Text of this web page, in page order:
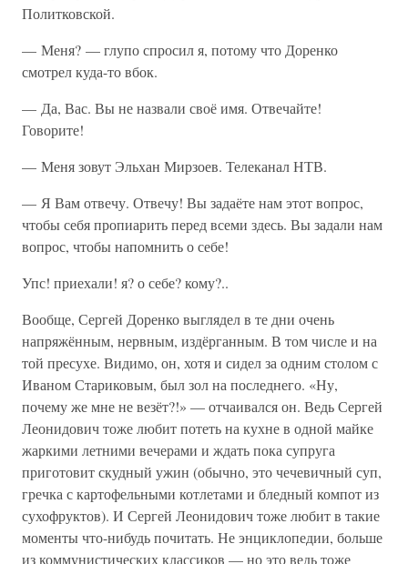
Политковской.
— Меня? — глупо спросил я, потому что Доренко
смотрел куда-то вбок.
— Да, Вас. Вы не назвали своё имя. Отвечайте!
Говорите!
— Меня зовут Эльхан Мирзоев. Телеканал НТВ.
— Я Вам отвечу. Отвечу! Вы задаёте нам этот вопрос,
чтобы себя пропиарить перед всеми здесь. Вы задали нам
вопрос, чтобы напомнить о себе!
Упс! приехали! я? о себе? кому?..
Вообще, Сергей Доренко выглядел в те дни очень
напряжённым, нервным, издёрганным. В том числе и на
той пресухе. Видимо, он, хотя и сидел за одним столом с
Иваном Стариковым, был зол на последнего. «Ну,
почему же мне не везёт?!» — отчаивался он. Ведь Сергей
Леонидович тоже любит потеть на кухне в одной майке
жаркими летними вечерами и ждать пока супруга
приготовит скудный ужин (обычно, это чечевичный суп,
гречка с картофельными котлетами и бледный компот из
сухофруктов). И Сергей Леонидович тоже любит в такие
моменты что-нибудь почитать. Не энциклопедии, больше
из коммунистических классиков — но это ведь тоже